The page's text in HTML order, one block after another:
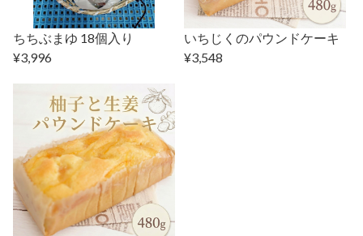
ちちぶまゆ 18個入り
¥3,996
いちじくのパウンドケーキ
¥3,548